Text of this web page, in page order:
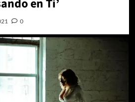
en Ti’
0